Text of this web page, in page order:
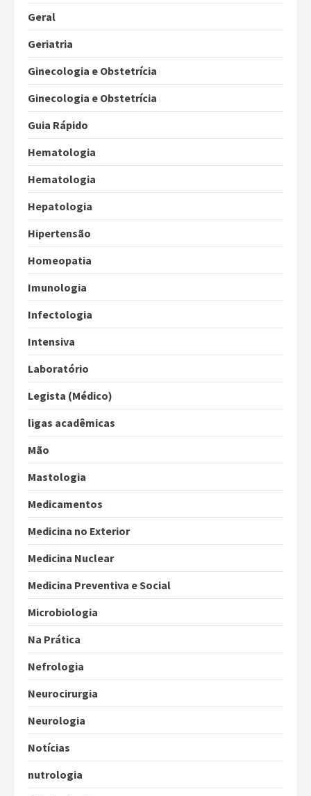
Geral
Geriatria
Ginecologia e Obstetrícia
Ginecologia e Obstetrícia
Guia Rápido
Hematologia
Hematologia
Hepatologia
Hipertensão
Homeopatia
Imunologia
Infectologia
Intensiva
Laboratório
Legista (Médico)
ligas acadêmicas
Mão
Mastologia
Medicamentos
Medicina no Exterior
Medicina Nuclear
Medicina Preventiva e Social
Microbiologia
Na Prática
Nefrologia
Neurocirurgia
Neurologia
Notícias
nutrologia